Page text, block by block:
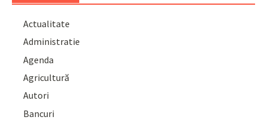
Actualitate
Administratie
Agenda
Agricultură
Autori
Bancuri